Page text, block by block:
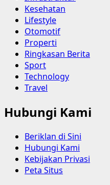
Kesehatan
Lifestyle
Otomotif
Properti
Ringkasan Berita
Sport
Technology
Travel
Hubungi Kami
Beriklan di Sini
Hubungi Kami
Kebijakan Privasi
Peta Situs